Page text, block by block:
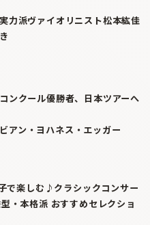
力派ヴァイオリニスト松本紘佳
ンクール優勝者、日本ツアーへ
アン・ヨハネス・エッガー
で楽しむ♪クラシックコンサー
・本格派 おすすめセレクショ